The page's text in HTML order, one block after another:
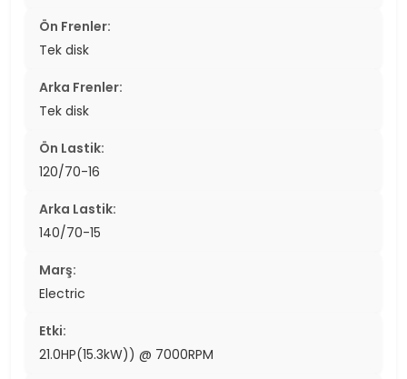
Ön Frenler:
Tek disk
Arka Frenler:
Tek disk
Ön Lastik:
120/70-16
Arka Lastik:
140/70-15
Marş:
Electric
Etki:
21.0HP(15.3kW)) @ 7000RPM